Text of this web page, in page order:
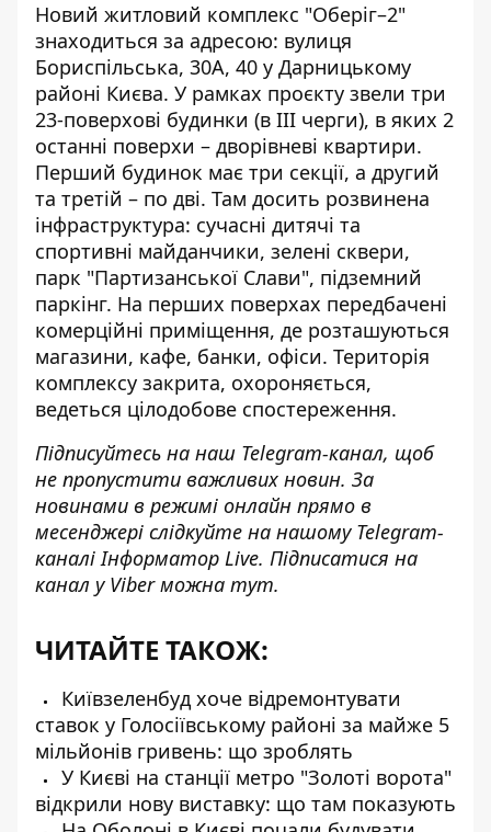
Новий житловий комплекс "Оберіг–2"
знаходиться за адресою: вулиця
Бориспільська, 30А, 40 у Дарницькому
районі Києва. У рамках проєкту звели три
23-поверхові будинки (в III черги), в яких 2
останні поверхи – дворівневі квартири.
Перший будинок має три секції, а другий
та третій – по дві. Там досить розвинена
інфраструктура: сучасні дитячі та
спортивні майданчики, зелені сквери,
парк "Партизанської Слави", підземний
паркінг. На перших поверхах передбачені
комерційні приміщення, де розташуються
магазини, кафе, банки, офіси. Територія
комплексу закрита, охороняється,
ведеться цілодобове спостереження.
Підписуйтесь на наш Telegram-канал, щоб
не пропустити важливих новин. За
новинами в режимі онлайн прямо в
месенджері слідкуйте на нашому Telegram-
каналіІнформатор Live. Підписатися на
канал у Viber можна тут.
ЧИТАЙТЕ ТАКОЖ:
Київзеленбуд хоче відремонтувати
ставок у Голосіївському районі за майже 5
мільйонів гривень: що зроблять
У Києві на станції метро "Золоті ворота"
відкрили нову виставку: що там показують